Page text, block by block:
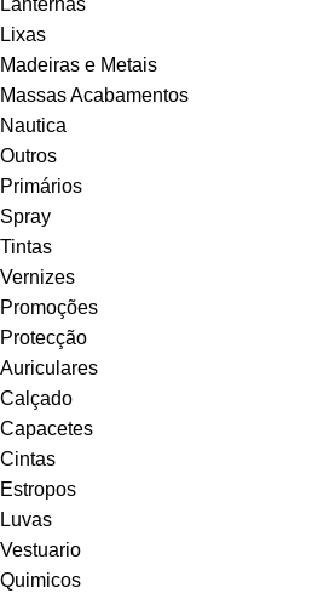
Lanternas
Lixas
Madeiras e Metais
Massas Acabamentos
Nautica
Outros
Primários
Spray
Tintas
Vernizes
Promoções
Protecção
Auriculares
Calçado
Capacetes
Cintas
Estropos
Luvas
Vestuario
Quimicos